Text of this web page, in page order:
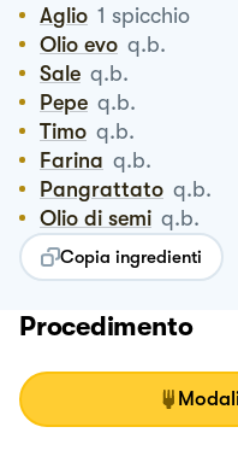
Aglio 1 spicchio
Olio evo q.b.
Sale q.b.
Pepe q.b.
Timo q.b.
Farina q.b.
Pangrattato q.b.
Olio di semi q.b.
Copia ingredienti
Procedimento